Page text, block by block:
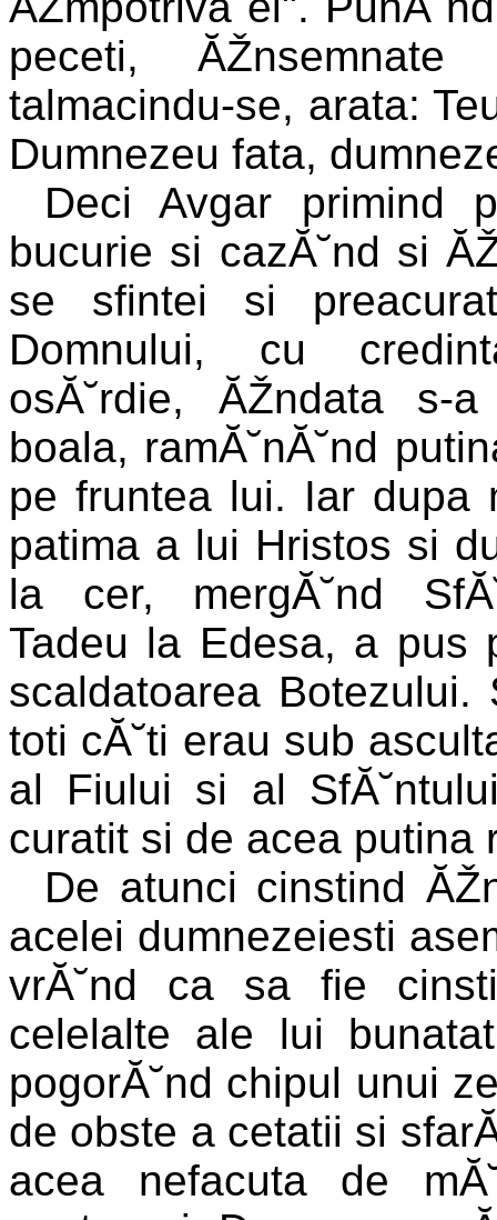
peceti,
talmacindu-se, arata:
Dumnezeu fata,
Deci Avgar primind
bucurie si cazĂ˘nd si
se sfintei si
Domnului, cu
osĂ˘rdie, ĂŽndata s-
boala, ramĂ˘nĂ˘nd
pe fruntea lui. Iar dupa
patima a lui Hristos si
la cer, mergĂ˘nd
Tadeu la Edesa, a pus
scaldatoarea
toti cĂ˘ti erau sub
al Fiului si al
curatit si de acea putina
De atunci cinstind
acelei dumnezeiesti
vrĂ˘nd ca sa fie
celelalte ale lui
pogorĂ˘nd chipul unui
de obste a cetatii si
acea nefacuta de